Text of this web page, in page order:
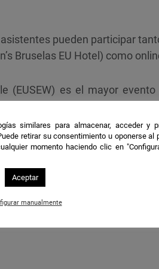
pueden participar
Bruselas EU Hotel) como
(EUSEW) es el mayor
y Medio Ambiente (CINEA)
políticas, stands de la Feria
Juventud
, EUSEW 2024
similares para almacenar, acceder y
retirar su consentimiento u oponerse al
momento haciendo clic en
Aceptar
manualmente